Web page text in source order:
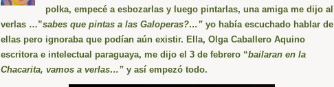
polka, empecé a esbozarlas y luego pintarlas, una amiga me dijo al
verlas …”sabes que pintas a las Galoperas?…” yo había escuchado hablar de
ellas pero ignoraba que podían aún existir. Ella, Olga Caballero Aquino
escritora e intelectual paraguaya, me dijo el 3 de febrero “bailaran en la
Chacarita, vamos a verlas…” y así empezó todo.